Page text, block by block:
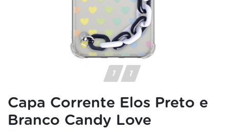
Capa Corrente Elos Preto e
Branco Candy Love